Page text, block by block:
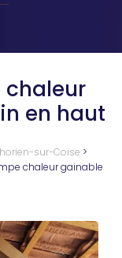
chaleur
en haut
sur-Coise >
chaleur gainable